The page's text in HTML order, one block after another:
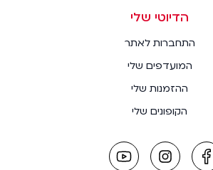
הדיוטי שלי
התחברות לאתר
המועדפים שלי
ההזמנות שלי
הקופונים שלי
facebook
link
instagram
link